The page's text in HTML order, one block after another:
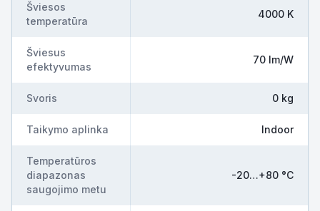
Šviesos
temperatūra
4000 K
Šviesus
efektyvumas
70 lm/W
Svoris 0 kg
Taikymo aplinka Indoor
Temperatūros
diapazonas
saugojimo metu
-20…+80 °C